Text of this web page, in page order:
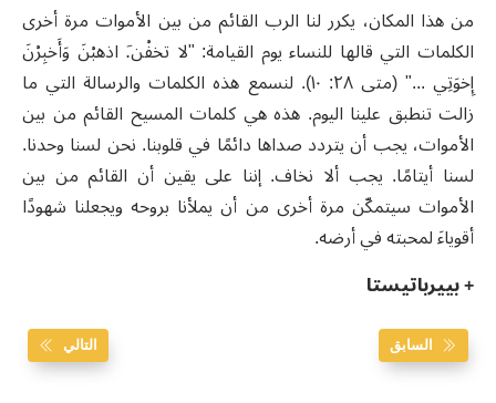
من هذا المكان، يكرر لنا الرب القائم من بين الأموات مرة أخرى
الكلمات التي قالها للنساء يوم القيامة: "لا تخفْن.َ اذهبْنَ وَأَخبِرْنَ
إِخوَتِي ..." (متى ٢٨: ١٠). لنسمع هذه الكلمات والرسالة التي ما
زالت تنطبق علينا اليوم. هذه هي كلمات المسيح القائم من بين
الأموات، يجب أن يتردد صداها دائمًا في قلوبنا. نحن لسنا وحدنا.
لسنا أيتامًا. يجب ألا نخاف. إننا على يقين أن القائم من بين
الأموات سيتمكّن مرة أخرى من أن يملأنا بروحه ويجعلنا شهودًا
أقوياءَ لمحبته في أرضه.
+ بييرباتيستا
السابق التالي